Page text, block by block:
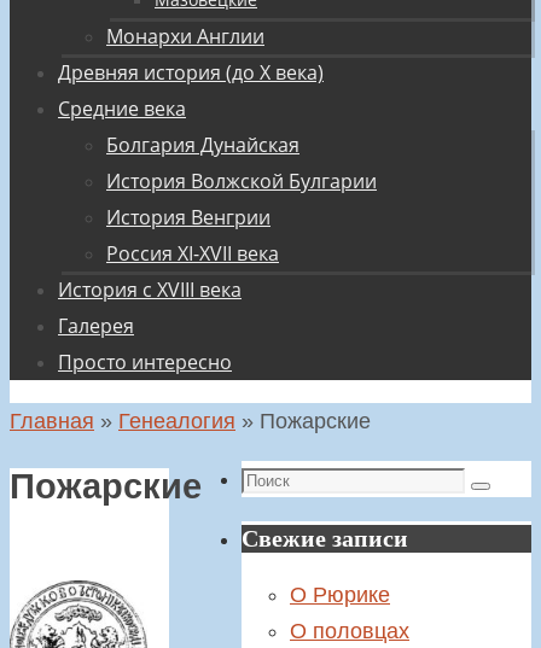
Монархи Англии
Древняя история (до X века)
Средние века
Болгария Дунайская
История Волжской Булгарии
История Венгрии
Россия XI-XVII века
История с XVIII века
Галерея
Просто интересно
Главная » Генеалогия » Пожарские
Пожарские Поиск
Поиск
Свежие записи
О Рюрике
О половцах